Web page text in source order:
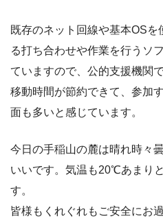
既存のネット回線や基本OSを
る打ち合わせや作業を行うソ
ていますので、公的支援機関
移動時間が節約できて、参加
面も多いと感じています。
今日の手稲山の麓は晴れ時々
いいです。気温も20℃あまり
す。
皆様もくれぐれもご安全にお